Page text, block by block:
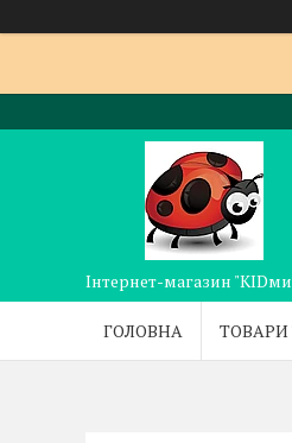
Інтернет-магазин
ГОЛОВНА ТОВАРИ